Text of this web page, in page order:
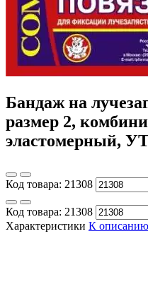
Бандаж на
размер 2,
эластомерный,
Код товара: 21308
Код товара: 21308
Характеристики К описанию